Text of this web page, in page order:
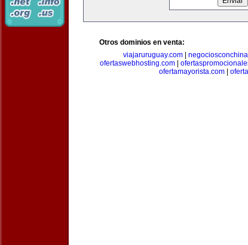
Otros dominios en venta:
viajaruruguay.com|
ofertaswebhosting.com
ofertamayorista.com|